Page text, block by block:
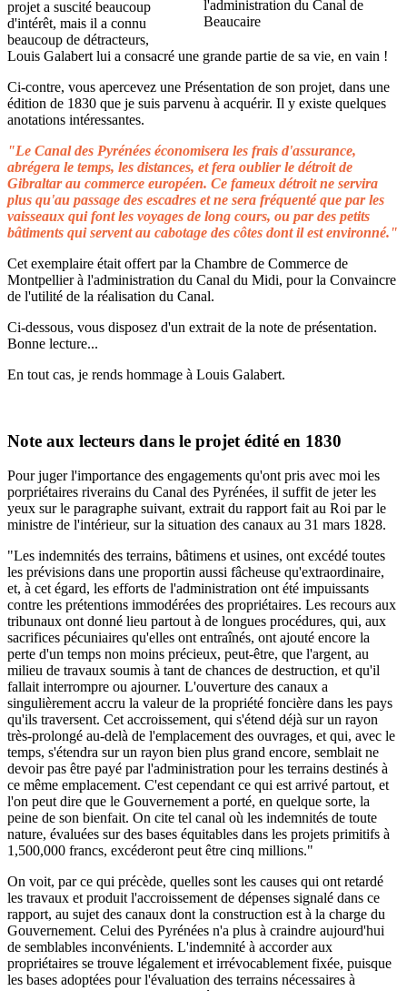
projet a suscité beaucoup
d'intérêt, mais il a connu
beaucoup de détracteurs,
Louis Galabert lui a consacré une grande partie de sa vie, en vain !
Ci-contre, vous apercevez une Présentation de son projet, dans une
édition de 1830 que je suis parvenu à acquérir. Il y existe quelques
anotations intéressantes.
"Le Canal des Pyrénées économisera les frais d'assurance,
abrégera le temps, les distances, et fera oublier le détroit de
Gibraltar au commerce européen. Ce fameux détroit ne servira
plus qu'au passage des escadres et ne sera fréquenté que par les
vaisseaux qui font les voyages de long cours, ou par des petits
bâtiments qui servent au cabotage des côtes dont il est environné."
Cet exemplaire était offert par la Chambre de Commerce de
Montpellier à l'administration du Canal du Midi, pour la Convaincre
de l'utilité de la réalisation du Canal.
Ci-dessous, vous disposez d'un extrait de la note de présentation.
Bonne lecture...
En tout cas, je rends hommage à Louis Galabert.
Note aux lecteurs dans le projet édité en 1830
Pour juger l'importance des engagements qu'ont pris avec moi les
porpriétaires riverains du Canal des Pyrénées, il suffit de jeter les
yeux sur le paragraphe suivant, extrait du rapport fait au Roi par le
ministre de l'intérieur, sur la situation des canaux au 31 mars 1828.
"Les indemnités des terrains, bâtimens et usines, ont excédé toutes
les prévisions dans une proportin aussi fâcheuse qu'extraordinaire,
et, à cet égard, les efforts de l'administration ont été impuissants
contre les prétentions immodérées des propriétaires. Les recours aux
tribunaux ont donné lieu partout à de longues procédures, qui, aux
sacrifices pécuniaires qu'elles ont entraînés, ont ajouté encore la
perte d'un temps non moins précieux, peut-être, que l'argent, au
milieu de travaux soumis à tant de chances de destruction, et qu'il
fallait interrompre ou ajourner. L'ouverture des canaux a
singulièrement accru la valeur de la propriété foncière dans les pays
qu'ils traversent. Cet accroissement, qui s'étend déjà sur un rayon
très-prolongé au-delà de l'emplacement des ouvrages, et qui, avec le
temps, s'étendra sur un rayon bien plus grand encore, semblait ne
devoir pas être payé par l'administration pour les terrains destinés à
ce même emplacement. C'est cependant ce qui est arrivé partout, et
l'on peut dire que le Gouvernement a porté, en quelque sorte, la
peine de son bienfait. On cite tel canal où les indemnités de toute
nature, évaluées sur des bases équitables dans les projets primitifs à
1,500,000 francs, excéderont peut être cinq millions."
On voit, par ce qui précède, quelles sont les causes qui ont retardé
les travaux et produit l'accroissement de dépenses signalé dans ce
rapport, au sujet des canaux dont la construction est à la charge du
Gouvernement. Celui des Pyrénées n'a plus à craindre aujourd'hui
de semblables inconvénients. L'indemnité à accorder aux
propriétaires se trouve légalement et irrévocablement fixée, puisque
les bases adoptées pour l'évaluation des terrains nécessaires à